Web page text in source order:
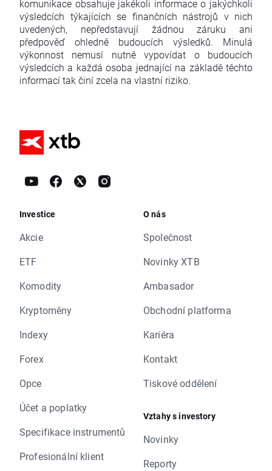
komunikace obsahuje jakékoli informace o jakýchkoli
výsledcích týkajících se finančních nástrojů v nich
uvedených, nepředstavují žádnou záruku ani
předpověď ohledně budoucích výsledků. Minulá
výkonnost nemusí nutně vypovídat o budoucích
výsledcích a každá osoba jednající na základě těchto
informací tak činí zcela na vlastní riziko.
Investice
Akcie
ETF
Komodity
Kryptoměny
Indexy
Forex
Opce
Účet a poplatky
Specifikace instrumentů
Profesionální klient
O nás
Společnost
Novinky XTB
Ambasador
Obchodní platforma
Kariéra
Kontakt
Tiskové oddělení
Vztahy s investory
Novinky
Reporty